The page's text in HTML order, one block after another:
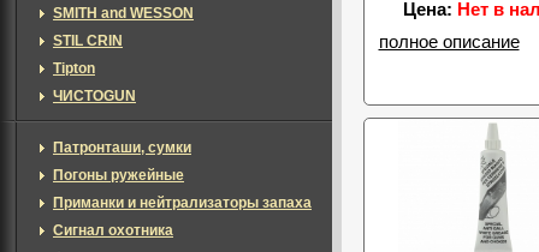
Цена: Нет в
полное описание
SMITH and WESSON
STIL CRIN
Tipton
ЧИСТОGUN
Патронташи, сумки
Погоны ружейные
Приманки и нейтрализаторы запаха
Сигнал охотника